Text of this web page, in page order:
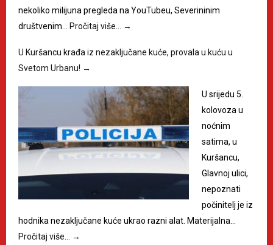
nekoliko milijuna pregleda na YouTubeu, Severininim
društvenim…
Pročitaj više… →
U Kuršancu krađa iz nezaključane kuće, provala u kuću u
Svetom Urbanu! →
U srijedu 5.
kolovoza u
noćnim
satima, u
Kuršancu,
Glavnoj ulici,
nepoznati
počinitelj je iz
hodnika nezaključane kuće ukrao razni alat. Materijalna…
Pročitaj više…
→